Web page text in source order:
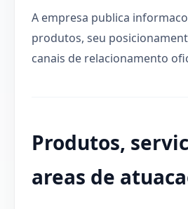
A empresa publica
produtos, seu
canais de relacionamento
Produtos,
areas de